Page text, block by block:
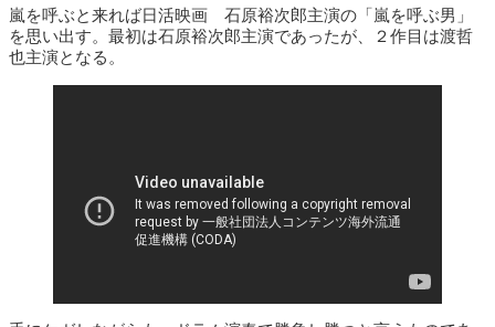
嵐を呼ぶと来れば日活映画 石原裕次郎主演の「嵐を呼ぶ男」
を思い出す。最初は石原裕次郎主演であったが、２作目は渡哲
也主演となる。